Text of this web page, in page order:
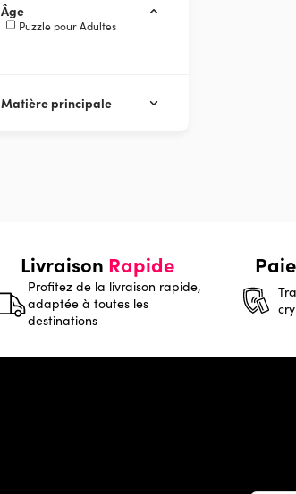
Âge
Puzzle pour Adultes
Matière principale
Livraison Rapide
Profitez de la livraison rapide,
adaptée à toutes les
destinations